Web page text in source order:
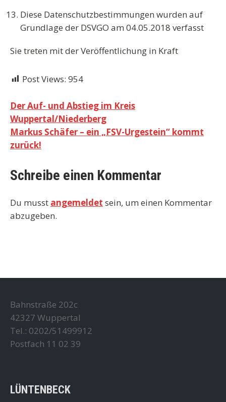
Diese Datenschutzbestimmungen wurden auf
Grundlage der DSVGO am 04.05.2018 verfasst
Sie treten mit der Veröffentlichung in Kraft
Post Views: 954
Beitragsnavigation
Der Auf- und Abstieg im Kreis
Wuppertal/Niederberg
Markus Schäfer – ein „FSV-Urgestein“ kommt
zurück!
Schreibe einen Kommentar
Du musst angemeldet sein, um einen Kommentar
abzugeben.
Bahnstraße 202c
42327 Wuppertal
Tel.: 0202/51499912
Postfach 11 02 39
LÜNTENBECK